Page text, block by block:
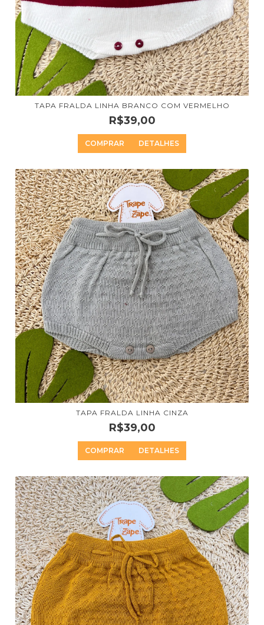
TAPA FRALDA LINHA BRANCO COM VERMELHO
R$39,00
COMPRAR DETALHES
TAPA FRALDA LINHA CINZA
R$39,00
COMPRAR DETALHES